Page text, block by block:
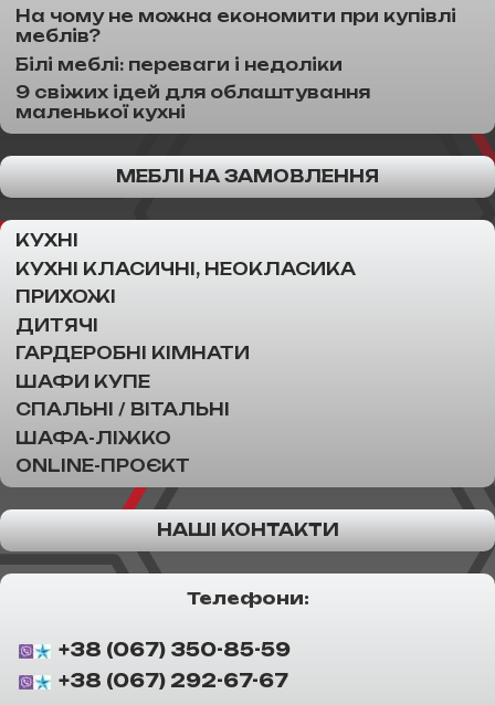
На чому не можна економити при купівлі
меблів?
Білі меблі: переваги і недоліки
9 свіжих ідей для облаштування
маленької кухні
МЕБЛІ НА ЗАМОВЛЕННЯ
КУХНІ
КУХНІ КЛАСИЧНІ, НЕОКЛАСИКА
ПРИХОЖІ
ДИТЯЧІ
ГАРДЕРОБНІ КІМНАТИ
ШАФИ КУПЕ
СПАЛЬНІ / ВІТАЛЬНІ
ШАФА-ЛІЖКО
ONLINE-ПРОЄКТ
НАШІ КОНТАКТИ
Телефони:
+38 (067) 350-85-59
+38 (067) 292-67-67